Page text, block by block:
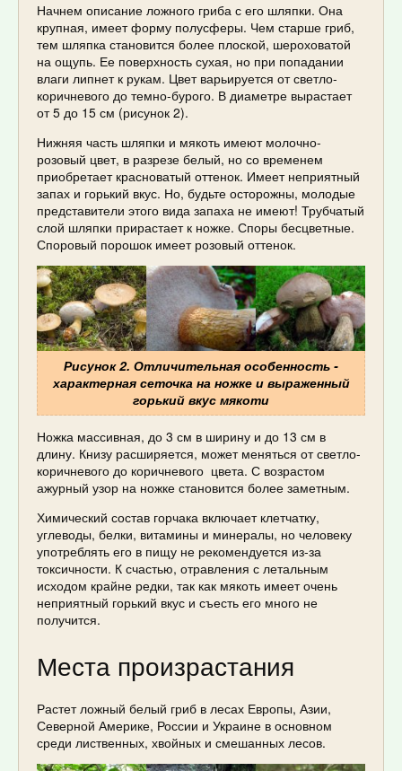
Начнем описание ложного гриба с его шляпки. Она
крупная, имеет форму полусферы. Чем старше гриб,
тем шляпка становится более плоской, шероховатой
на ощупь. Ее поверхность сухая, но при попадании
влаги липнет к рукам. Цвет варьируется от светло-
коричневого до темно-бурого. В диаметре вырастает
от 5 до 15 см (рисунок 2).
Нижняя часть шляпки и мякоть имеют молочно-
розовый цвет, в разрезе белый, но со временем
приобретает красноватый оттенок. Имеет неприятный
запах и горький вкус. Но, будьте осторожны, молодые
представители этого вида запаха не имеют! Трубчатый
слой шляпки прирастает к ножке. Споры бесцветные.
Споровый порошок имеет розовый оттенок.
Рисунок 2. Отличительная особенность -
характерная сеточка на ножке и выраженный
горький вкус мякоти
Ножка массивная, до 3 см в ширину и до 13 см в
длину. Книзу расширяется, может меняться от светло-
коричневого до коричневого цвета. С возрастом
ажурный узор на ножке становится более заметным.
Химический состав горчака включает клетчатку,
углеводы, белки, витамины и минералы, но человеку
употреблять его в пищу не рекомендуется из-за
токсичности. К счастью, отравления с летальным
исходом крайне редки, так как мякоть имеет очень
неприятный горький вкус и съесть его много не
получится.
Места произрастания
Растет ложный белый гриб в лесах Европы, Азии,
Северной Америке, России и Украине в основном
среди лиственных, хвойных и смешанных лесов.